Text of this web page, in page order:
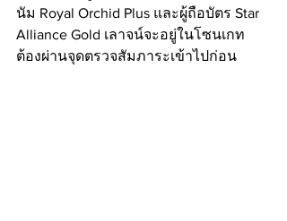
นัม Royal Orchid Plus และผู้ถือบัตร Star
Alliance Gold เลาจน์จะอยู่ในโซนเกท
ต้องผ่านจุดตรวจสัมภาระเข้าไปก่อน